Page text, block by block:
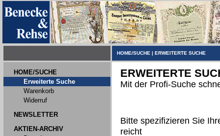
HOME/SUCHE | ERWEITERTE SUCHE
HOME/SUCHE
Erweiterte Suche
Warenkorb
Widerruf
NEWSLETTER
AKTIEN-ARCHIV
ERWEITERTE
Mit der Profi-Suche
Bitte spezifizieren Sie
reicht